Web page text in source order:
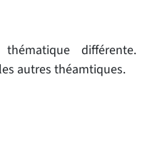
différente.
autres théamtiques.